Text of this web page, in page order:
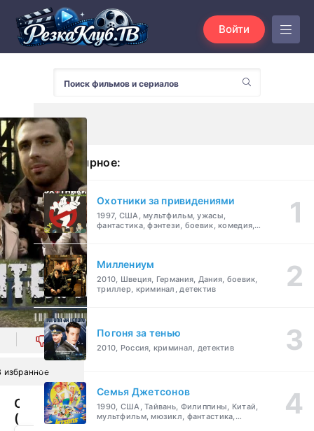
Войти
0
избранное
Обитель
(2010)
Популярное:
Охотники за привидениями
1997, США, мультфильм, ужасы,
фантастика, фэнтези, боевик, комедия,
Миллениум
2010, Швеция, Германия, Дания, боевик,
триллер, криминал, детектив
Погоня за тенью
2010, Россия, криминал, детектив
Семья Джетсонов
1990, США, Тайвань, Филиппины, Китай,
мультфильм, мюзикл, фантастика,